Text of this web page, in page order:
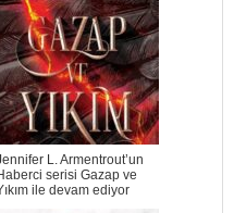
L. Armentrout’un
serisi Gazap ve
ile devam ediyor